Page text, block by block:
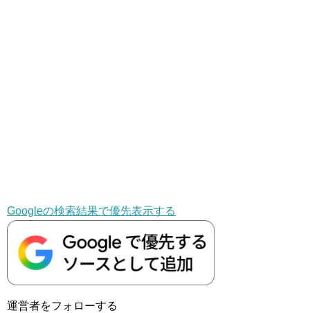
Googleの検索結果で優先表示する
運営者をフォローする